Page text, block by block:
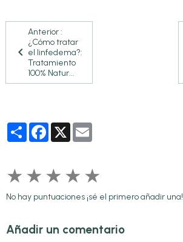
Anterior :
¿Cómo tratar
el linfedema?:
Tratamiento
100% Natur...
PartagerFacebook
X
★ ★ ★ ★ ★
No hay puntuaciones ¡sé el primero añadir una!
Añadir un comentario